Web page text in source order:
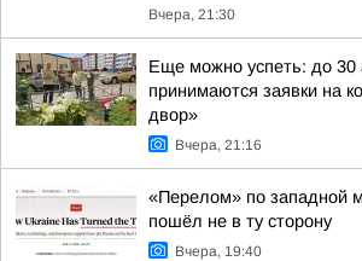
Вчера, 21:30
Еще можно успеть: до 30
принимаются заявки на
двор»
Вчера, 21:16
«Перелом» по западной
пошёл не в ту сторону
Вчера, 19:40